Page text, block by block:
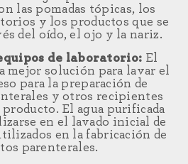
las pomadas tópicas, los
y los productos que se
del oído, el ojo y la nariz.
de laboratorio: El
mejor solución para lavar el
para la preparación de
y otros recipientes
El agua purificada
en el lavado inicial de
en la fabricación de
parenterales.